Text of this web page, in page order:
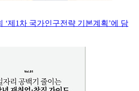
‘제1차 국가인구전략 기본계획’에 담